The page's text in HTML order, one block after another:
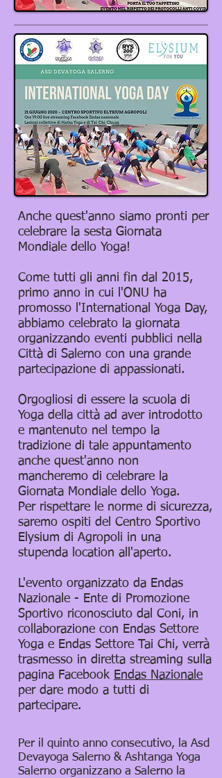
Anche quest'anno siamo pronti per
celebrare la sesta Giornata
Mondiale dello Yoga!
Come tutti gli anni fin dal 2015,
primo anno in cui l'ONU ha
promosso l'International Yoga Day,
abbiamo celebrato la giornata
organizzando eventi pubblici nella
Città di Salerno con una grande
partecipazione di appassionati.
Orgogliosi di essere la scuola di
Yoga della città ad aver introdotto
e mantenuto nel tempo la
tradizione di tale appuntamento
anche quest'anno non
mancheremo di celebrare la
Giornata Mondiale dello Yoga.
Per rispettare le norme di sicurezza,
saremo ospiti del Centro Sportivo
Elysium di Agropoli in una
stupenda location all'aperto.
L'evento organizzato da Endas
Nazionale - Ente di Promozione
Sportivo riconosciuto dal Coni, in
collaborazione con Endas Settore
Yoga e Endas Settore Tai Chi, verrà
trasmesso in diretta streaming sulla
pagina Facebook Endas Nazionale
per dare modo a tutti di
partecipare.
Per il quinto anno consecutivo, la Asd
Devayoga Salerno & Ashtanga Yoga
Salerno organizzano a Salerno la